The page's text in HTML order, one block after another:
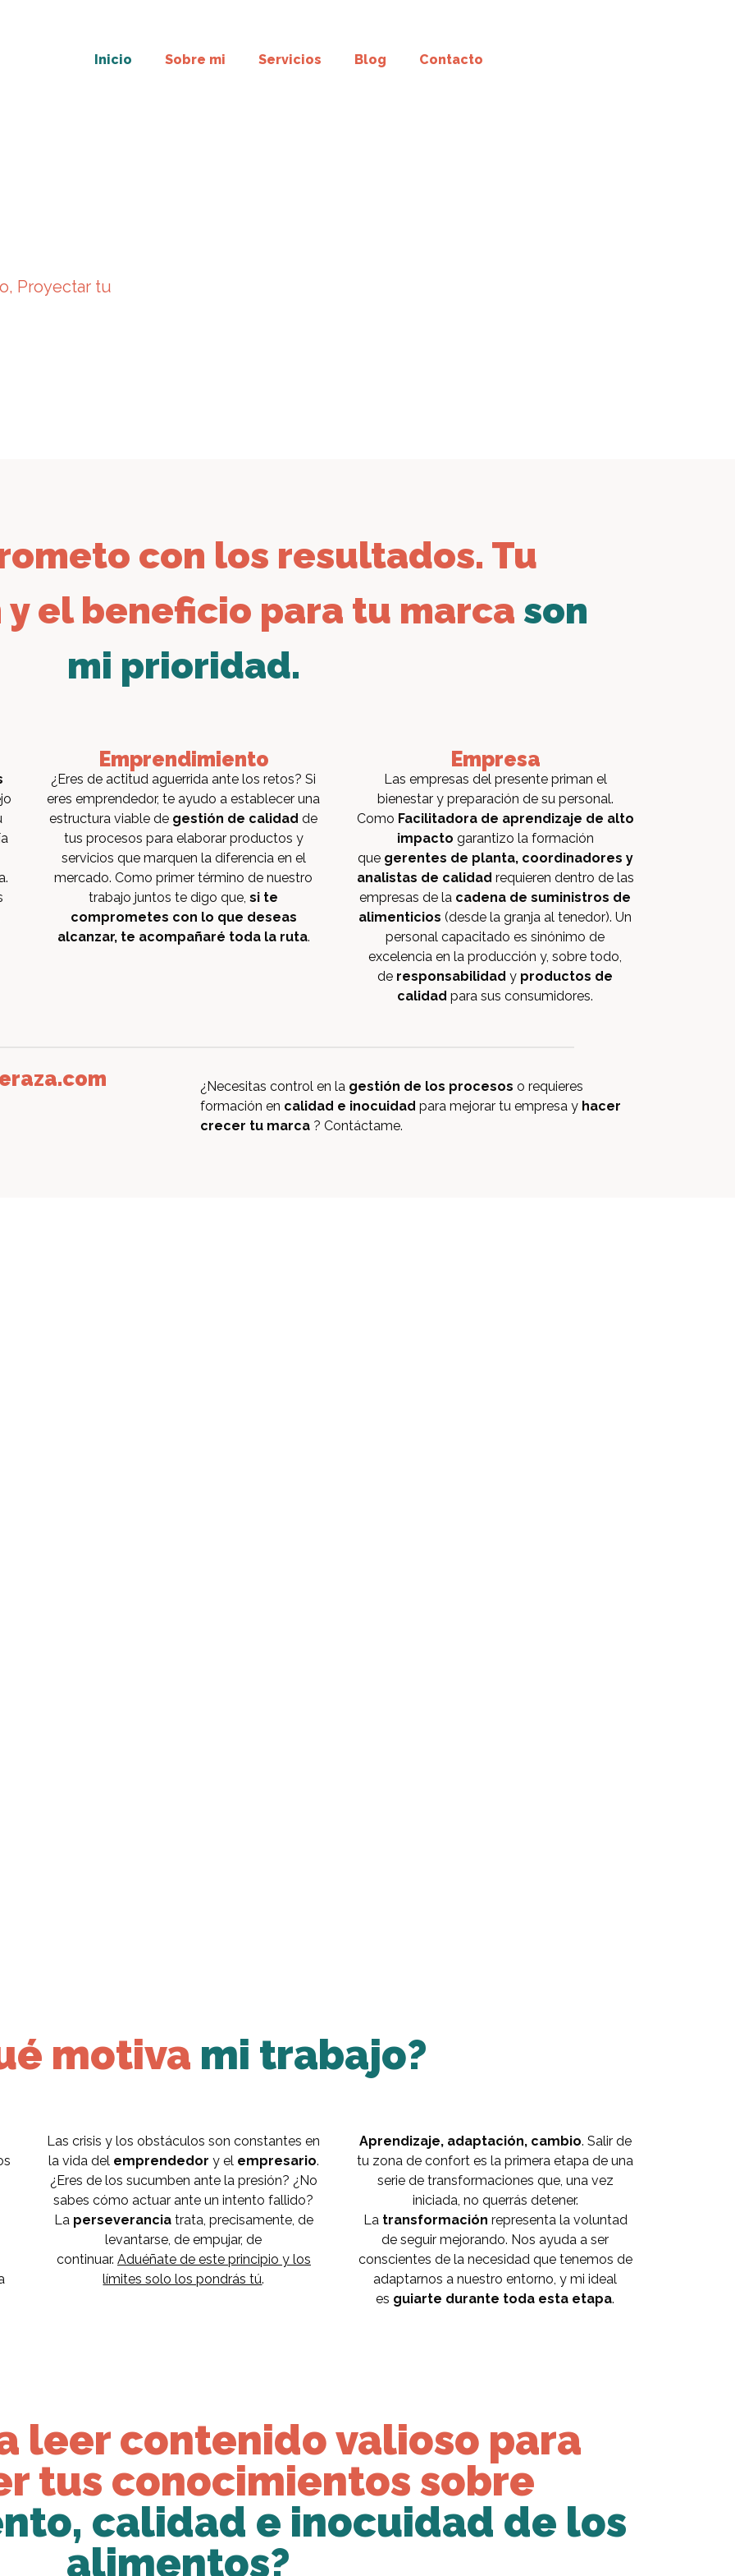
Inicio Sobre mi Servicios Blog Contacto
Proyectar tu
con los resultados. Tu
el beneficio para tu marca son
mi prioridad.
Emprendimiento
¿Eres de actitud aguerrida ante los retos? Si
eres emprendedor, te ayudo a establecer una
estructura viable de gestión de calidad de
tus procesos para elaborar productos y
servicios que marquen la diferencia en el
mercado. Como primer término de nuestro
trabajo juntos te digo que,si te
comprometes con lo que deseas
alcanzar, te acompañaré toda la ruta.
Empresa
Las empresas del presente priman el
bienestar y preparación de su personal.
Como Facilitadora de aprendizaje de alto
impacto garantizo la formación
que gerentes de planta, coordinadores y
analistas de calidad requieren dentro de las
empresas de la cadena de suministros de
alimenticios (desde la granja al tenedor). Un
personal capacitado es sinónimo de
excelencia en la producción y, sobre todo,
de responsabilidad y productos de
calidad para sus consumidores.
¿Necesitas control en la gestión de los procesos o requieres
formación en calidad e inocuidad para mejorar tu empresa y hacer
crecer tu marca ? Contáctame.
motiva mi trabajo?
Las crisis y los obstáculos son constantes en
la vida delemprendedor y el empresario.
¿Eres de los sucumben ante la presión? ¿No
sabes cómo actuar ante un intento fallido?
Laperseveranciatrata, precisamente, de
levantarse, de empujar, de
continuar. Aduéñate de este principio y los
límites solo los pondrás tú.
Aprendizaje, adaptación, cambio. Salir de
tu zona de confort es la primera etapa de una
serie de transformaciones que, una vez
iniciada, no querrás detener.
La transformación representa la voluntad
de seguir mejorando. Nos ayuda a ser
conscientes de la necesidad que tenemos de
adaptarnos a nuestro entorno, y mi ideal
es guiarte durante toda esta etapa.
leer contenido valioso para
tus conocimientos sobre
calidad e inocuidad de los
alimentos?